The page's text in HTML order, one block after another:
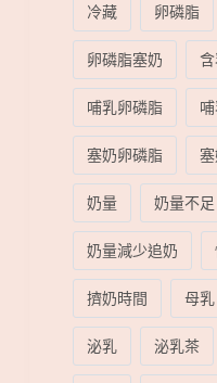
冷藏
卵磷脂
卵磷脂塞奶
哺乳卵磷脂
塞奶卵磷脂
奶量
奶量不足
奶量減少追奶
擠奶時間
母乳
泌乳
泌乳茶